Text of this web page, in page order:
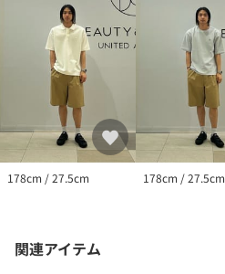
178cm / 27.5cm 178cm / 27.5cm
関連アイテム